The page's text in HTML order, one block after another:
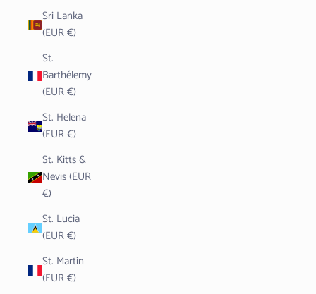
Sri Lanka
(EUR €)
St.
Barthélemy
(EUR €)
St. Helena
(EUR €)
St. Kitts &
Nevis (EUR
€)
St. Lucia
(EUR €)
St. Martin
(EUR €)